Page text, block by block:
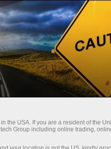
ได้รับเงื่อนไขที่
สูง
the USA. If you are a resident of the
Group including online trading,